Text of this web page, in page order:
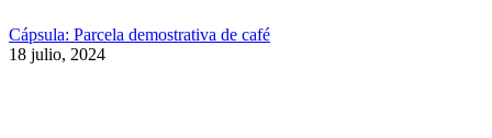
Cápsula: Parcela demostrativa de café
18 julio, 2024